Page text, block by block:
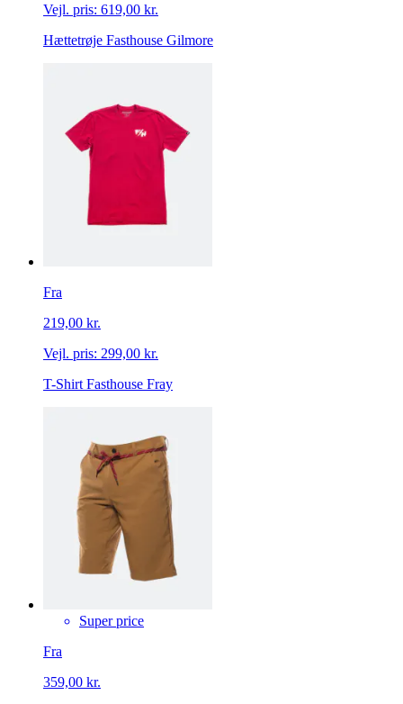
Vejl. pris: 619,00 kr.
Hættetrøje Fasthouse Gilmore
Fra
219,00 kr.
Vejl. pris: 299,00 kr.
T-Shirt Fasthouse Fray
Super price
Fra
359,00 kr.